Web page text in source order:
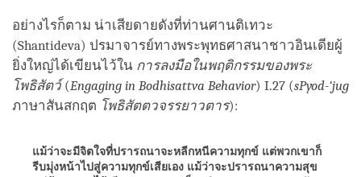
อย่างไรก็ตาม น่าเสียดายดังที่ท่านศานติเทวะ
(Shantideva) ปรมาจารย์ทางพระพุทธศาสนาชาวอินเดียผู้
ยิ่งใหญ่ได้เขียนไว้ใน การลงมือในพฤติกรรมของพระ
โพธิสัตว์ (Engaging in Bodhisattva Behavior) I.27 (sPyod-‘jug
ภาษาสันสกฤต โพธิสัตตวจรรยาวตาร):
แม้ว่าจะมีจิตใจที่ปรารถนาจะหลีกหนีความทุกข์ แต่พวกเขาก็
รีบมุ่งหน้าไปสู่ความทุกข์เสียเอง แม้ว่าจะปรารถนาความสุข